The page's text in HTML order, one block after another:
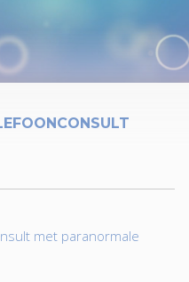
met paranormale